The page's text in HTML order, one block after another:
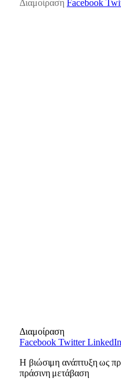
Διαμοίραση Facebook
Διαμοίραση
Facebook Twitter LinkedIn
Η βιώσιμη ανάπτυξη ως
πράσινη μετάβαση